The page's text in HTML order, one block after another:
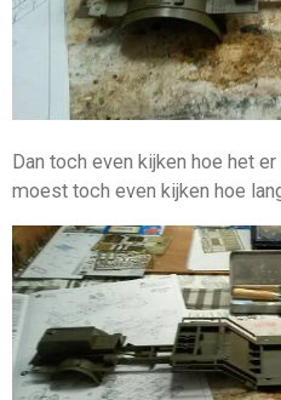
Dan toch even kijken hoe het
moest toch even kijken hoe